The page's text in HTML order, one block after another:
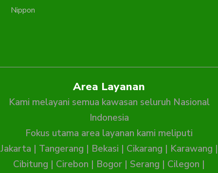
Nippon
Area Layanan
Kami melayani semua kawasan seluruh Nasional
Indonesia
Fokus utama area layanan kami meliputi
Jakarta | Tangerang | Bekasi | Cikarang | Karawang |
Cibitung | Cirebon | Bogor | Serang | Cilegon |